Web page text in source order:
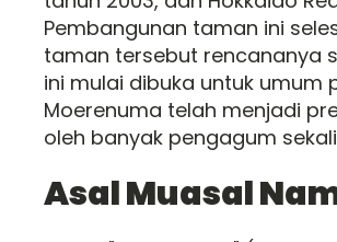
Pembangunan taman ini
taman tersebut rencananya
ini mulai dibuka untuk umum
Moerenuma telah menjadi
oleh banyak pengagum
Asal Muasal